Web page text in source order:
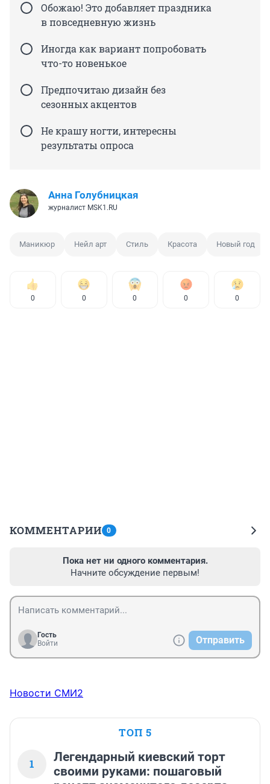
Обожаю! Это добавляет праздника
в повседневную жизнь
Иногда как вариант попробовать
что-то новенькое
Предпочитаю дизайн без
сезонных акцентов
Не крашу ногти, интересны
результаты опроса
Анна Голубницкая
журналист MSK1.RU
Маникюр Нейл арт Стиль Красота Новый год
0 0 0 0 0
КОММЕНТАРИИ 0
Пока нет ни одного комментария.
Начните обсуждение первым!
Гость
Войти
Отправить
Новости СМИ2
ТОП 5
1
Легендарный киевский торт
своими руками: пошаговый